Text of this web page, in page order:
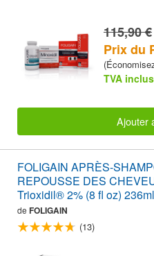
115,90 €
Prix du
TVA
Ajouter
FOLIGAIN APRÈS-
REPOUSSE DES
Trioxidil® 2% (8 fl oz) 236ml
de FOLIGAIN
(13)